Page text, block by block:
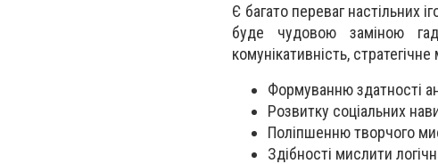
Є багато переваг настільних
буде чудовою заміною
комунікативність,
Формуванню здатності
Розвитку соціальних
Поліпшенню творчого
Здібності мислити